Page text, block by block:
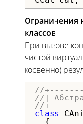
Ограничения
классов
При вызове
чистой
косвенно)
//
//|
//
class